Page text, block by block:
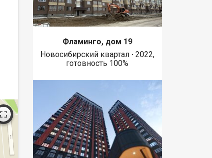
Фламинго, дом 19
Новосибирский квартал ∙ 2022,
готовность 100%